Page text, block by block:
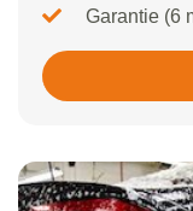
Garantie (6